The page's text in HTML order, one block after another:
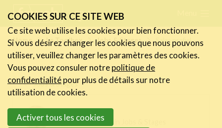
links
Jump
to
navigation
Jump
main
FR NL
Home Le Toolbox Jobs & Stages Sales profiel
Jobs & Stages
New Job / Stage
15/01/2024 12:42 in
Actualités
Activités
Cases Gallery
Le Toolbox
COOKIES SUR CE SITE WEB
Ce site web utilise les cookies pour bien fonctionner.
Si vous désirez changer les cookies que nous pouvons
utiliser, veuillez changer les paramètres des cookies.
Vous pouvez consuler notrepolitique de
confidentialitépour plus de détails sur notre
utilisation de cookies.
Activer tous les cookies